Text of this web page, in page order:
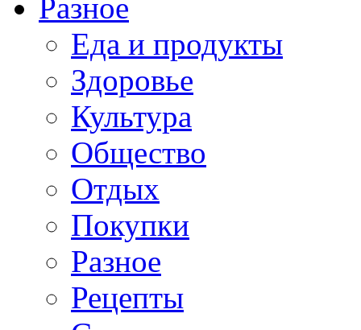
Разное
Еда и продукты
Здоровье
Культура
Общество
Отдых
Покупки
Разное
Рецепты